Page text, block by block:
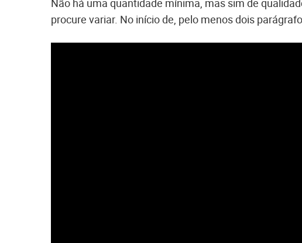
Não há uma quantidade mínima, mas sim de
procure variar. No início de, pelo menos dois